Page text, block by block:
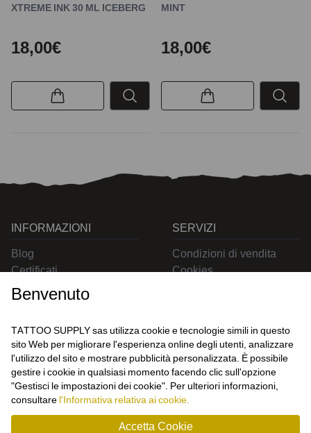
XTREME INK 30 ML ICEBERG
18,00€
MINT
18,00€
CONTATTACI
INFORMAZIONI
Blog
Certificati
Contatti
SERVIZI
Condizioni di vendita
Cookies
UTENTE
Login
Registrati
Benvenuto
TATTOO SUPPLY sas utilizza cookie e tecnologie simili in questo
sito Web per migliorare l'esperienza online degli utenti, analizzare
l'utilizzo del sito e mostrare pubblicità personalizzata. È possibile
gestire i cookie in qualsiasi momento facendo clic sull'opzione
"Gestisci le impostazioni dei cookie". Per ulteriori informazioni,
consultare l'Informativa relativa ai cookie.
Accetta Cookie